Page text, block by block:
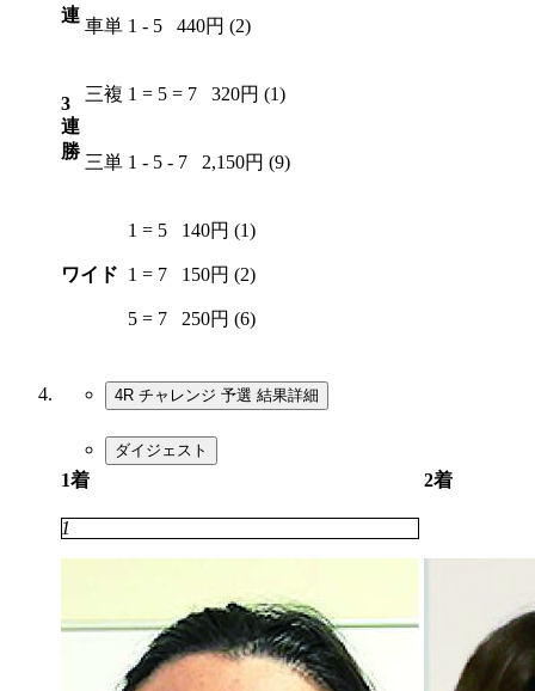
連
車単 1 - 5 440円 (2)
3
連
勝
三複 1 = 5 = 7 320円 (1)
三単 1 - 5 - 7 2,150円 (9)
ワイド
1 = 5 140円 (1)
1 = 7 150円 (2)
5 = 7 250円 (6)
4R チャレンジ 予選 結果詳細
ダイジェスト
1着 2着
1